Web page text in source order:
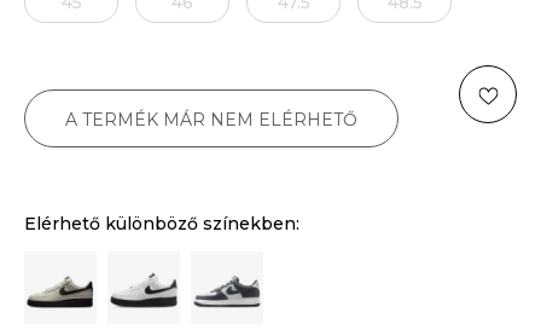
A TERMÉK MÁR NEM ELÉRHETŐ
Elérhető különböző színekben: